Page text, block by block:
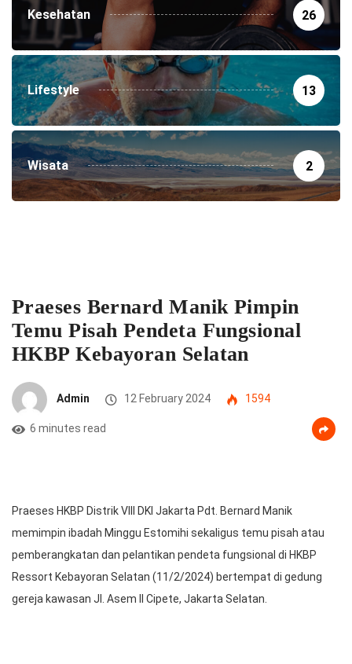
Kesehatan 26
Lifestyle 13
Wisata 2
Praeses Bernard Manik Pimpin
Temu Pisah Pendeta Fungsional
HKBP Kebayoran Selatan
Admin 12 February 2024 1594
6 minutes read